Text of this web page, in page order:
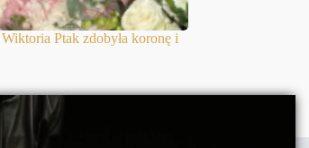
Ptak zdobyła koronę i